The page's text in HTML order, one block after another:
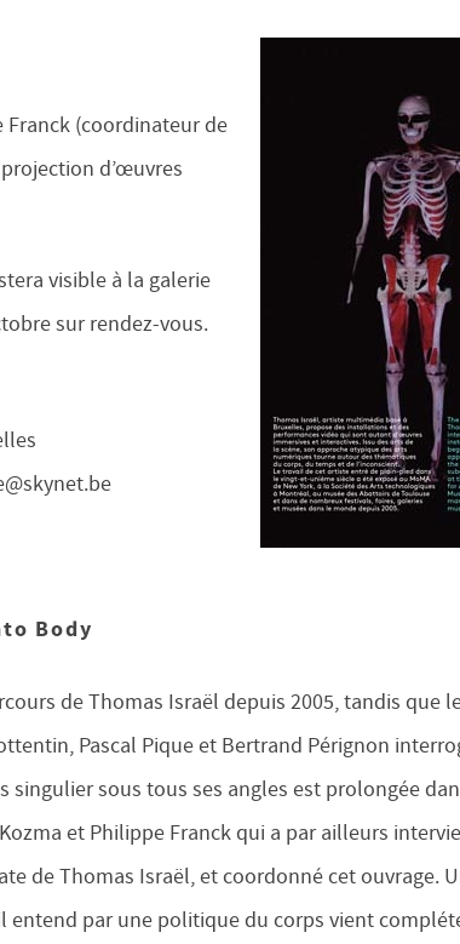
(coordinateur de
d’œuvres
visible à la galerie
sur rendez-vous.
Body
de Thomas Israël depuis 2005, tandis que
Pascal Pique et Bertrand Pérignon
singulier sous tous ses angles est prolongée
et Philippe Franck qui a par ailleurs
de Thomas Israël, et coordonné cet ouvrage.
entend par une politique du corps vient